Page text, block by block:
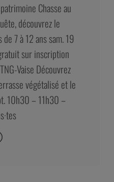
Chasse au
découvrez le
7 à 12 ans sam. 19
sur inscription
Vaise Découvrez
végétalisé et le
10h30 – 11h30 –